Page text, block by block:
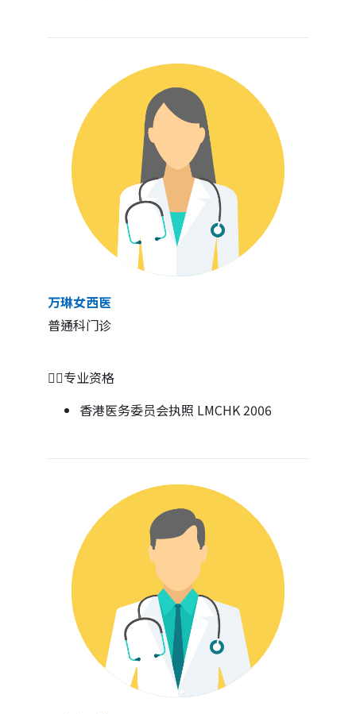
万琳女西医
普通科门诊
👩‍⚕️专业资格
香港医务委员会执照 LMCHK 2006